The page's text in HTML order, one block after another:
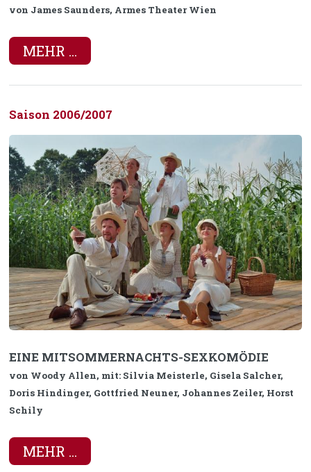
von James Saunders, Armes Theater Wien
MEHR ...
Saison 2006/2007
EINE MITSOMMERNACHTS-SEXKOMÖDIE
von Woody Allen, mit: Silvia Meisterle, Gisela Salcher,
Doris Hindinger, Gottfried Neuner, Johannes Zeiler, Horst
Schily
MEHR ...